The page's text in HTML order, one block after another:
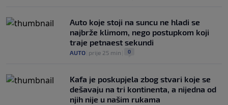
Auto koje stoji na suncu ne hladi se
najbrže klimom, nego postupkom koji
traje petnaest sekundi
AUTO prije 25 min 0
Kafa je poskupjela zbog stvari koje se
dešavaju na tri kontinenta, a nijedna od
njih nije u našim rukama